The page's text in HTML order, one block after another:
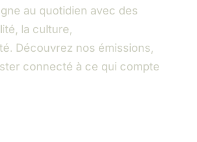
au quotidien avec des
la culture,
Découvrez nos émissions,
connecté à ce qui compte